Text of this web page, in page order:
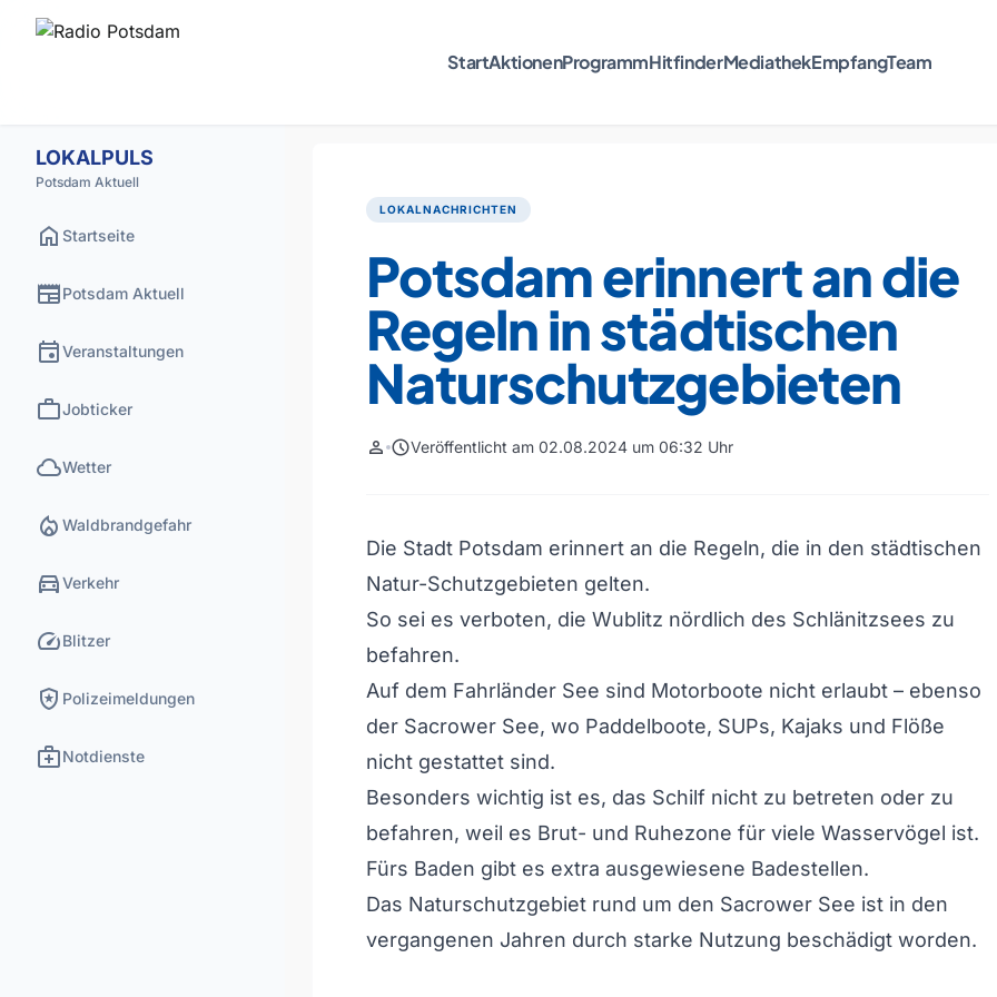
StartAktionenProgrammHitfinderMediathekEmpfangTeam
LOKALPULS
Potsdam Aktuell
home Startseite
newspaperPotsdam Aktuell
eventVeranstaltungen
workJobticker
cloudWetter
local_fire_department Waldbrandgefahr
directions_carVerkehr
speedBlitzer
local_police Polizeimeldungen
medical_servicesNotdienste
LOKALNACHRICHTEN
Potsdam erinnert an die
Regeln in städtischen
Naturschutzgebieten
person scheduleVeröffentlicht am 02.08.2024 um 06:32 Uhr
Die Stadt Potsdam erinnert an die Regeln, die in den städtischen
Natur-Schutzgebieten gelten.
So sei es verboten, die Wublitz nördlich des Schlänitzsees zu
befahren.
Auf dem Fahrländer See sind Motorboote nicht erlaubt – ebenso
der Sacrower See, wo Paddelboote, SUPs, Kajaks und Flöße
nicht gestattet sind.
Besonders wichtig ist es, das Schilf nicht zu betreten oder zu
befahren, weil es Brut- und Ruhezone für viele Wasservögel ist.
Fürs Baden gibt es extra ausgewiesene Badestellen.
Das Naturschutzgebiet rund um den Sacrower See ist in den
vergangenen Jahren durch starke Nutzung beschädigt worden.